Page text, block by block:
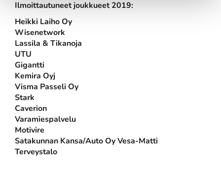
Ilmoittautuneet joukkueet 2019:
Heikki Laiho Oy
Wisenetwork
​​​​​​​Lassila & Tikanoja
UTU
Gigantti
​​​​​​​Kemira Oyj
​​​​​​​Visma Passeli Oy
​​​​​​​Stark
​​​​​​​Caverion
​​​​​​​Varamiespalvelu
Motivire
Satakunnan Kansa/Auto Oy Vesa-Matti
Terveystalo